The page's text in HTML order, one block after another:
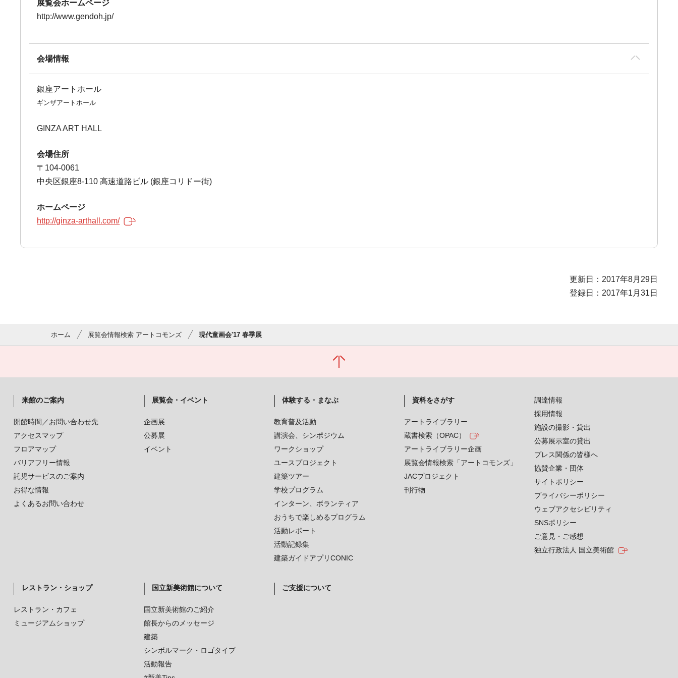
展覧会ホームページ
http://www.gendoh.jp/
会場情報
銀座アートホール
ギンザアートホール
GINZA ART HALL
会場住所
〒104-0061
中央区銀座8-110 高速道路ビル (銀座コリドー街)
ホームページ
http://ginza-arthall.com/
更新日：2017年8月29日
登録日：2017年1月31日
ホーム 展覧会情報検索 アートコモンズ 現代童画会'17 春季展
来館のご案内
開館時間／お問い合わせ先
アクセスマップ
フロアマップ
バリアフリー情報
託児サービスのご案内
お得な情報
よくあるお問い合わせ
展覧会・イベント
企画展
公募展
イベント
体験する・まなぶ
教育普及活動
講演会、シンポジウム
ワークショップ
ユースプロジェクト
建築ツアー
学校プログラム
インターン、ボランティア
おうちで楽しめるプログラム
活動レポート
活動記録集
建築ガイドアプリCONIC
資料をさがす
アートライブラリー
蔵書検索（OPAC）
アートライブラリー企画
展覧会情報検索「アートコモンズ」
JACプロジェクト
刊行物
レストラン・ショップ
レストラン・カフェ
ミュージアムショップ
国立新美術館について
国立新美術館のご紹介
館長からのメッセージ
建築
シンボルマーク・ロゴタイプ
活動報告
ご支援について
調達情報
採用情報
施設の撮影・貸出
公募展示室の貸出
プレス関係の皆様へ
協賛企業・団体
サイトポリシー
プライバシーポリシー
ウェブアクセシビリティ
SNSポリシー
ご意見・ご感想
独立行政法人 国立美術館